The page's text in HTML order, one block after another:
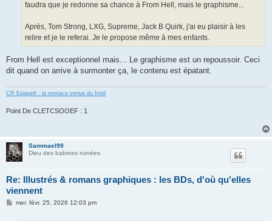
faudra que je redonne sa chance à From Hell, mais le graphisme...
Après, Tom Strong, LXG, Supreme, Jack B Quirk, j'ai eu plaisir à les
relire et je le referai. Je le propose même à mes enfants.
From Hell est exceptionnel mais... Le graphisme est un repoussoir. Ceci
dit quand on arrive à surmonter ça, le contenu est épatant.
CR Epique6 : la menace venue du froid
Point De CLETCSOOEF : 1
Sammael99
Dieu des babines ruinées
Re: Illustrés & romans graphiques : les BDs, d'où qu'elles
viennent
Mmer. févr. 25, 2026 12:03 pm